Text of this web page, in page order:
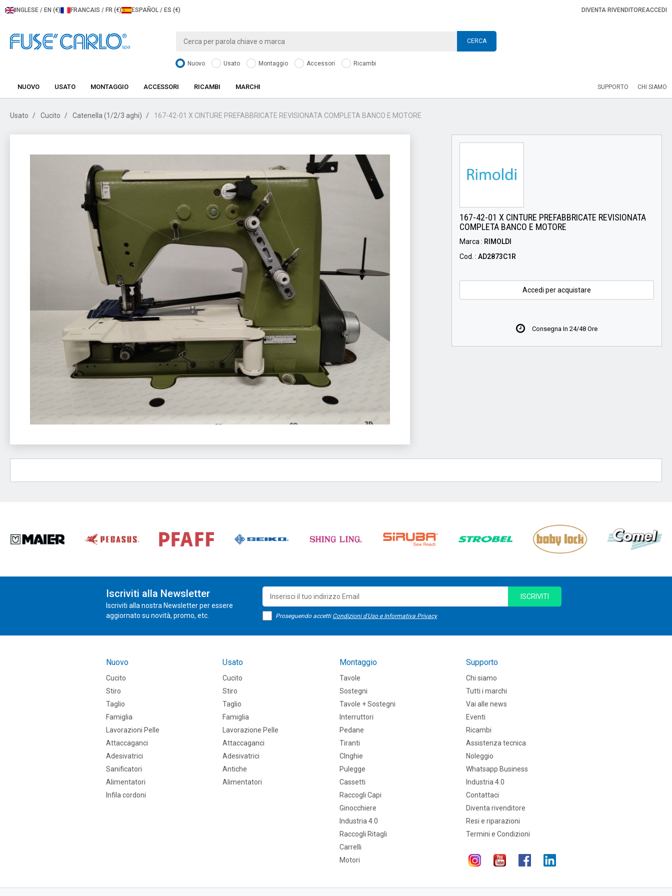
INGLESE / EN (€) FRANCAIS / FR (€) ESPAÑOL / ES (€) DIVENTA RIVENDITOREACCEDI
CERCA
Nuovo Usato Montaggio Accessori Ricambi
NUOVO USATO MONTAGGIO ACCESSORI RICAMBI MARCHI SUPPORTO CHI SIAMO
Usato Cucito Catenella (1/2/3 aghi) 167-42-01 X CINTURE PREFABBRICATE REVISIONATA COMPLETA BANCO E MOTORE
167-42-01 X CINTURE PREFABBRICATE REVISIONATA
COMPLETA BANCO E MOTORE
Marca : RIMOLDI
Cod. : AD2873C1R
Accedi per acquistare
Consegna In 24/48 Ore
Iscriviti alla Newsletter
Iscriviti alla nostra Newsletter per essere
aggiornato su novità, promo, etc.
Proseguendo accetti Condizioni d'Uso e Informativa Privacy
ISCRIVITI
Nuovo
Cucito
Stiro
Taglio
Famiglia
Lavorazioni Pelle
Attaccaganci
Adesivatrici
Sanificatori
Alimentatori
Infila cordoni
Usato
Cucito
Stiro
Taglio
Famiglia
Lavorazione Pelle
Attaccaganci
Adesivatrici
Antiche
Alimentatori
Montaggio
Tavole
Sostegni
Tavole + Sostegni
Interruttori
Pedane
Tiranti
CInghie
Pulegge
Cassetti
Raccogli Capi
Ginocchiere
Industria 4.0
Raccogli Ritagli
Carrelli
Motori
Supporto
Chi siamo
Tutti i marchi
Vai alle news
Eventi
Ricambi
Assistenza tecnica
Noleggio
Whatsapp Business
Industria 4.0
Contattaci
Diventa rivenditore
Resi e riparazioni
Termini e Condizioni